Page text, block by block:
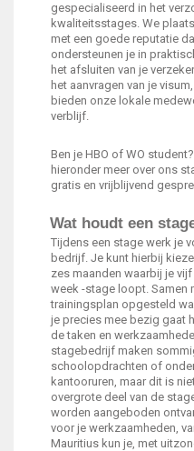
gespecialiseerd in het
kwaliteitsstages. We
met een goede reputatie
ondersteunen je in
het afsluiten van je
het aanvragen van je
bieden onze lokale
verblijf.
Ben je HBO of WO
hieronder meer over ons
gratis en vrijblijvend
Wat houdt een
Tijdens een stage werk je
bedrijf. Je kunt hierbij
zes maanden waarbij je
week -stage loopt. Samen
trainingsplan opgesteld
je precies mee bezig gaat
de taken en
stagebedrijf maken
schoolopdrachten of
kantooruren, maar dit is
overgrote deel van de
worden aangeboden
voor je werkzaamheden,
Mauritius kun je, met